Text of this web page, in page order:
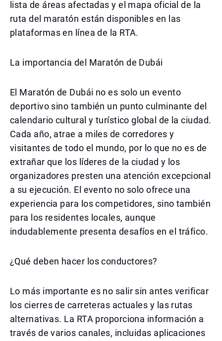
lista de áreas afectadas y el mapa oficial de la
ruta del maratón están disponibles en las
plataformas en línea de la RTA.
La importancia del Maratón de Dubái
El Maratón de Dubái no es solo un evento
deportivo sino también un punto culminante del
calendario cultural y turístico global de la ciudad.
Cada año, atrae a miles de corredores y
visitantes de todo el mundo, por lo que no es de
extrañar que los líderes de la ciudad y los
organizadores presten una atención excepcional
a su ejecución. El evento no solo ofrece una
experiencia para los competidores, sino también
para los residentes locales, aunque
indudablemente presenta desafíos en el tráfico.
¿Qué deben hacer los conductores?
Lo más importante es no salir sin antes verificar
los cierres de carreteras actuales y las rutas
alternativas. La RTA proporciona información a
través de varios canales, incluidas aplicaciones